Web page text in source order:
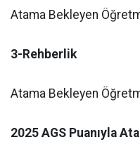
Atama Bekleyen
3-Rehberlik
Atama Bekleyen
2025 AGS Puanıyla